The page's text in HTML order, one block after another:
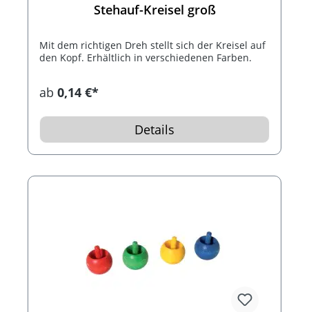
Stehauf-Kreisel groß
Mit dem richtigen Dreh stellt sich der Kreisel auf
den Kopf. Erhältlich in verschiedenen Farben.
ab 0,14 €*
Details